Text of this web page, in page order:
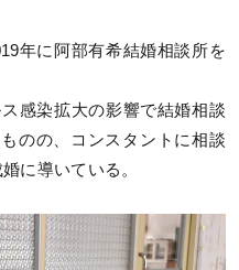
年に阿部有希結婚相談所を
感染拡大の影響で結婚相談
のの、コンスタントに相談
に導いている。